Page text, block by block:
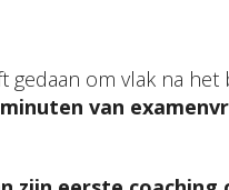
gedaan om vlak na
van